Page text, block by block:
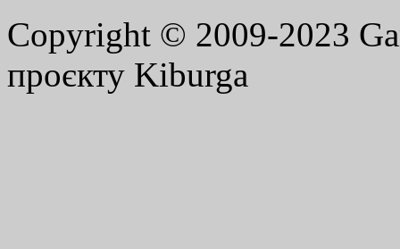
Copyright © 2009-2023
проєкту Kiburga